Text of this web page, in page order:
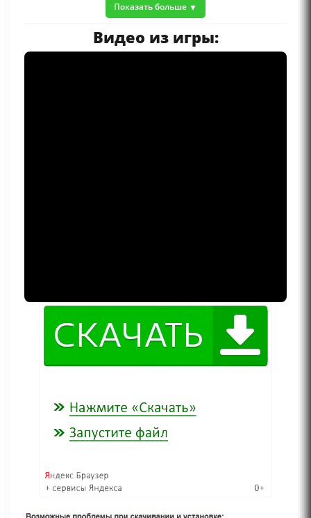
Показать больше
Видео из игры: